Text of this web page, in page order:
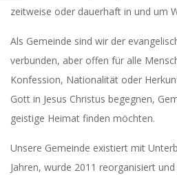
zeitweise oder dauerhaft in und um
Als Gemeinde sind wir der
verbunden, aber offen für alle
Konfession, Nationalität oder
Gott in Jesus Christus begegnen,
geistige Heimat finden möchten.
Unsere Gemeinde existiert mit
Jahren, wurde 2011 reorganisiert